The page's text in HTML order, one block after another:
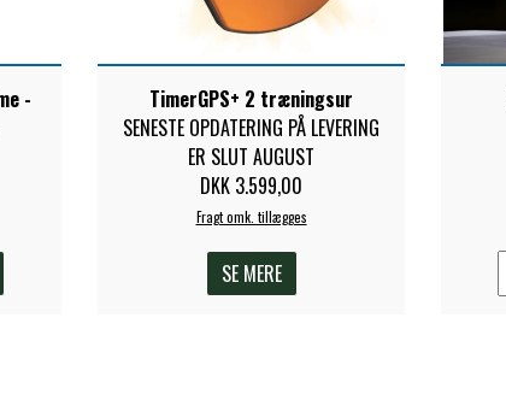
-
TimerGPS+ 2 træningsur
SENESTE OPDATERING PÅ LEVERING
ER SLUT AUGUST
DKK 3.599,00
Fragt omk. tillægges
SE MERE